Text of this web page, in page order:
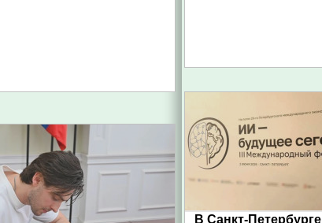
В Санкт-Петербурге